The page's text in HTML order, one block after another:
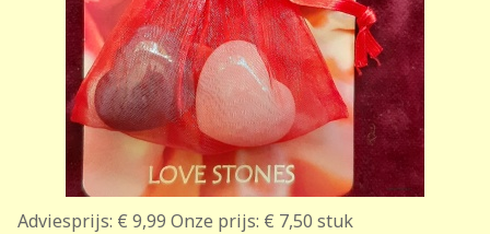
Adviesprijs: € 9,99 Onze prijs: € 7,50 stuk